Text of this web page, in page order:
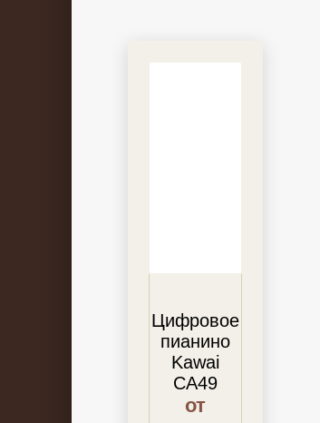
Цифровое
пианино
Kawai
CA49
от